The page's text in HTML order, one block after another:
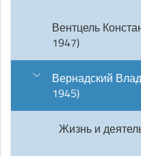
Вентцель
1947)
Вернадский
1945)
Жизнь и